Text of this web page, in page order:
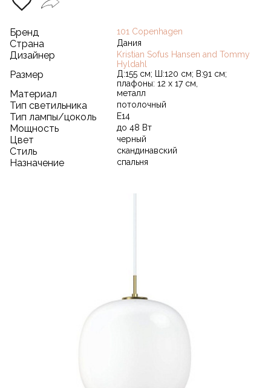
Бренд 101 Copenhagen
Страна Дания
Дизайнер
Kristian Sofus Hansen and Tommy
Hyldahl
Размер
Д:155 см; Ш:120 см; В:91 см;
плафоны: 12 х 17 см,
Материал металл
Тип светильника потолочный
Тип лампы/цоколь E14
Мощность до 48 Вт
Цвет черный
Стиль скандинавский
Назначение спальня